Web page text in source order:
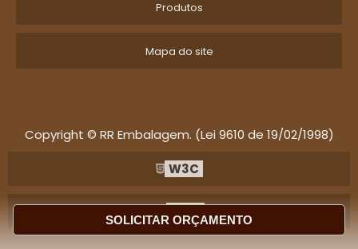
SOLICITAR ORÇAMENTO
Produtos
Mapa do site
Copyright © RR Embalagem. (Lei 9610 de 19/02/1998)
W3C